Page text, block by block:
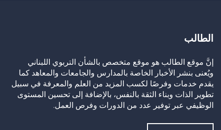
الطالب
إنَّ موقع الطالب هو موقع متخصص بالشأن التربوي اللبناني
ويُعنى بنشر الأخبار الخاصة بالمدارس والجامعات والمعاهد كما
يقدم خدمات وفرصًا لكسب المزيد من العلم والمعرفة في سبيل
تطوير الذات وبناء الثقة بالنفس، بالإضافة إلى تحسين المستوى
الوظيفي عبر توفير عدد من الدورات وفرص العمل.